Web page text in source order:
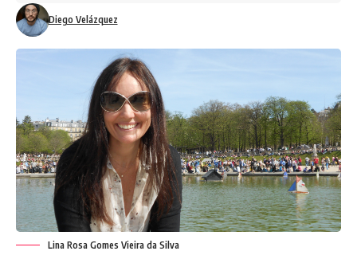
Diego Velázquez
Lina Rosa Gomes Vieira da Silva